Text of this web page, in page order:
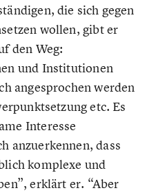
die sich gegen
wollen, gibt er
den Weg:
und Institutionen
angesprochen werden
etc. Es
Interesse
anzuerkennen, dass
komplexe und
erklärt er. “Aber